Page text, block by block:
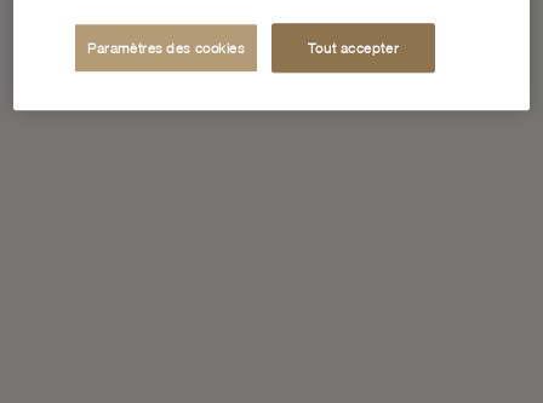
Paramètres des cookies Tout accepter